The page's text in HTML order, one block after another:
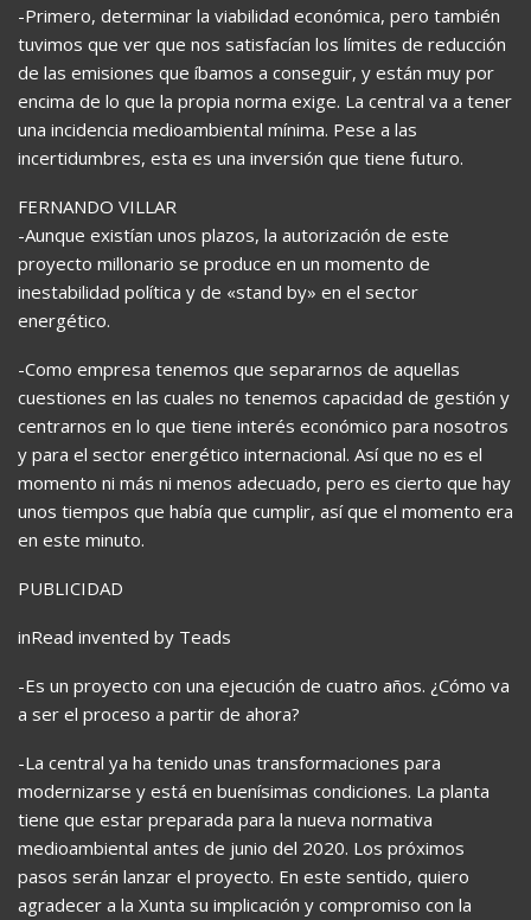
-Primero, determinar la viabilidad económica, pero también
tuvimos que ver que nos satisfacían los límites de reducción
de las emisiones que íbamos a conseguir, y están muy por
encima de lo que la propia norma exige. La central va a tener
una incidencia medioambiental mínima. Pese a las
incertidumbres, esta es una inversión que tiene futuro.
FERNANDO VILLAR
-Aunque existían unos plazos, la autorización de este
proyecto millonario se produce en un momento de
inestabilidad política y de «stand by» en el sector
energético.
-Como empresa tenemos que separarnos de aquellas
cuestiones en las cuales no tenemos capacidad de gestión y
centrarnos en lo que tiene interés económico para nosotros
y para el sector energético internacional. Así que no es el
momento ni más ni menos adecuado, pero es cierto que hay
unos tiempos que había que cumplir, así que el momento era
en este minuto.
PUBLICIDAD
inRead invented by Teads
-Es un proyecto con una ejecución de cuatro años. ¿Cómo va
a ser el proceso a partir de ahora?
-La central ya ha tenido unas transformaciones para
modernizarse y está en buenísimas condiciones. La planta
tiene que estar preparada para la nueva normativa
medioambiental antes de junio del 2020. Los próximos
pasos serán lanzar el proyecto. En este sentido, quiero
agradecer a la Xunta su implicación y compromiso con la